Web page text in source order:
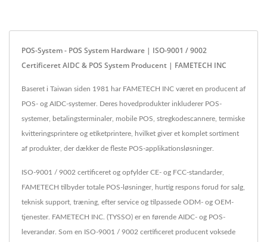
POS-System - POS System Hardware | ISO-9001 / 9002
Certificeret AIDC & POS System Producent | FAMETECH INC
Baseret i Taiwan siden 1981 har FAMETECH INC været en producent af
POS- og AIDC-systemer. Deres hovedprodukter inkluderer POS-
systemer, betalingsterminaler, mobile POS, stregkodescannere, termiske
kvitteringsprintere og etiketprintere, hvilket giver et komplet sortiment
af produkter, der dækker de fleste POS-applikationsløsninger.
ISO-9001 / 9002 certificeret og opfylder CE- og FCC-standarder,
FAMETECH tilbyder totale POS-løsninger, hurtig respons forud for salg,
teknisk support, træning, efter service og tilpassede ODM- og OEM-
tjenester. FAMETECH INC. (TYSSO) er en førende AIDC- og POS-
leverandør. Som en ISO-9001 / 9002 certificeret producent voksede